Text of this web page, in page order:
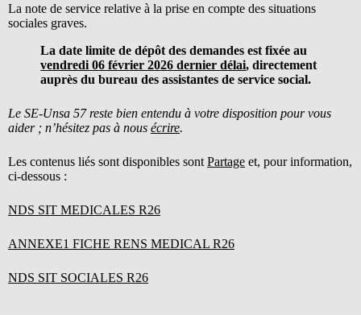
La note de service relative à la prise en compte des situations
sociales graves.
La date limite de dépôt des demandes est fixée au
vendredi 06 février 2026 dernier délai, directement
auprès du bureau des assistantes de service social.
Le SE-Unsa 57 reste bien entendu à votre disposition pour vous
aider ; n’hésitez pas à nous écrire.
Les contenus liés sont disponibles sont Partage et, pour information,
ci-dessous :
NDS SIT MEDICALES R26
ANNEXE1 FICHE RENS MEDICAL R26
NDS SIT SOCIALES R26